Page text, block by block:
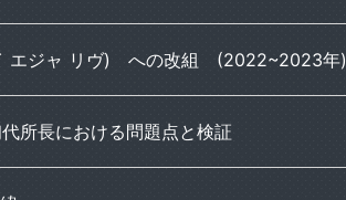
エジャ リヴ) への改組 (2022~2023年)
長における問題点と検証